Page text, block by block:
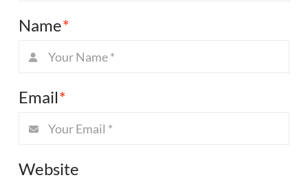
Name*
Email*
Website